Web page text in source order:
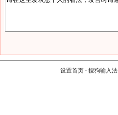
设置首页 - 搜狗输入法